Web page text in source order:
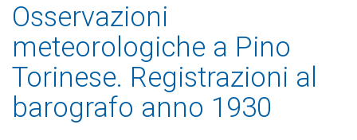
Osservazioni
meteorologiche a Pino
Torinese. Registrazioni al
barografo anno 1930